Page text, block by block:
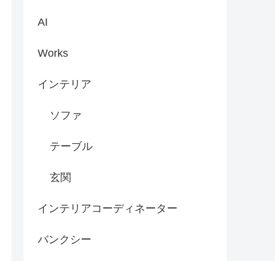
AI
Works
インテリア
ソファ
テーブル
玄関
インテリアコーディネーター
バンクシー